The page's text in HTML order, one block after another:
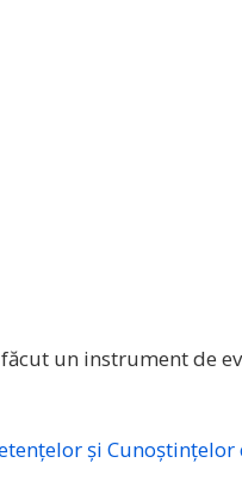
un instrument de
și